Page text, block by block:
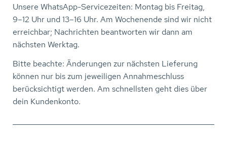
Unsere WhatsApp-Servicezeiten: Montag bis Freitag,
9–12 Uhr und 13–16 Uhr. Am Wochenende sind wir nicht
erreichbar; Nachrichten beantworten wir dann am
nächsten Werktag.
Bitte beachte: Änderungen zur nächsten Lieferung
können nur bis zum jeweiligen Annahmeschluss
berücksichtigt werden. Am schnellsten geht dies über
dein Kundenkonto.